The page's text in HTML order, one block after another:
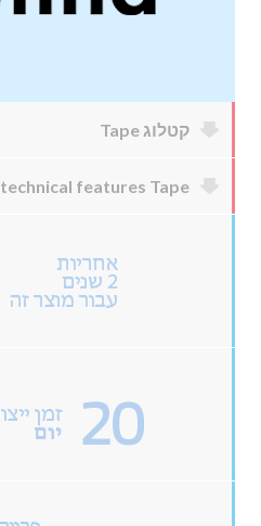
קטלוג Tape
technical features Tape